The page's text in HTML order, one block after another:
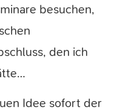
besuchen,
den ich
Idee sofort der